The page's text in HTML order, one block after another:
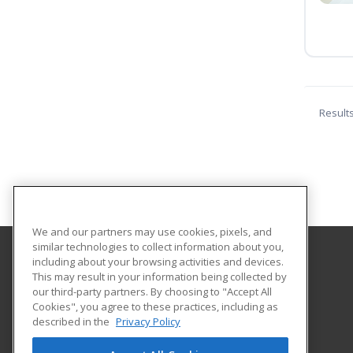
Abilene Christian University
16633 Dallas Parkway
Addison, TX 75001 US
We and our partners may use cookies, pixels, and
similar technologies to collect information about you,
including about your browsing activities and devices.
This may result in your information being collected by
our third-party partners. By choosing to "Accept All
Cookies", you agree to these practices, including as
described in the Privacy Policy